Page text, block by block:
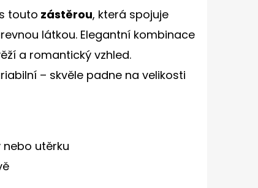
touto zástěrou, která spojuje
látkou. Elegantní kombinace
a romantický vzhled.
– skvěle padne na velikosti
utěrku